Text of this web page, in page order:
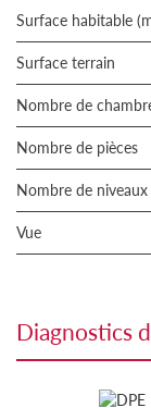
Surface habitable
surface terrain
Nombre de
Nombre de pièces
Nombre de niveaux
Vue
diagnostics